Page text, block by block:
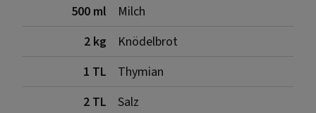
500 ml
Milch
2 kg
Knödelbrot
1 TL
Thymian
2 TL
Salz